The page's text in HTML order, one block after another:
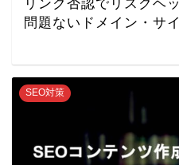
リンク否認でリスクヘ
問題ないドメイン・サ
SEO対策